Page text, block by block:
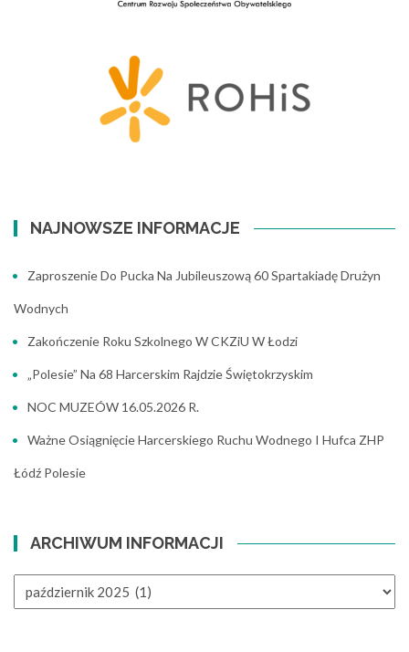
NAJNOWSZE INFORMACJE
Zaproszenie Do Pucka Na Jubileuszową 60 Spartakiadę Drużyn
Wodnych
Zakończenie Roku Szkolnego W CKZiU W Łodzi
„Polesie” Na 68 Harcerskim Rajdzie Świętokrzyskim
NOC MUZEÓW 16.05.2026 R.
Ważne Osiągnięcie Harcerskiego Ruchu Wodnego I Hufca ZHP
Łódź Polesie
ARCHIWUM INFORMACJI
INFORMACJI